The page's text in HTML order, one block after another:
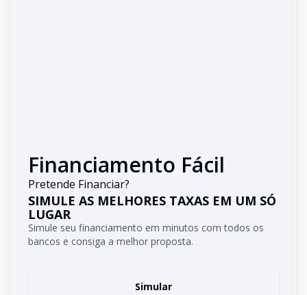
Financiamento Fácil
Pretende Financiar?
SIMULE AS MELHORES TAXAS EM UM SÓ
LUGAR
Simule seu financiamento em minutos com todos os
bancos e consiga a melhor proposta.
Simular